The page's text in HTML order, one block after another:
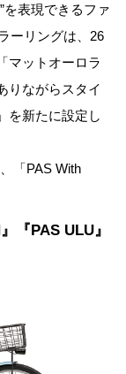
を表現できるファ
ーリングは、26
マットオーロラ
りながらスタイ
を新たに設定し
「PAS With
『PAS ULU』